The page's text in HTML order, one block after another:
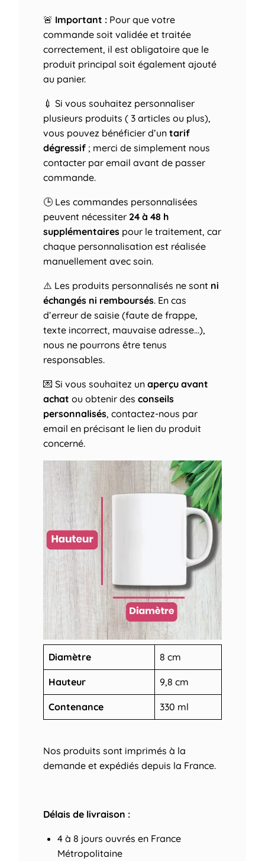
🚨 Important : Pour que votre
commande soit validée et traitée
correctement, il est obligatoire que le
produit principal soit également ajouté
au panier.
💉 Si vous souhaitez personnaliser
plusieurs produits ( 3 articles ou plus),
vous pouvez bénéficier d’un tarif
dégressif ; merci de simplement nous
contacter par email avant de passer
commande.
🕒 Les commandes personnalisées
peuvent nécessiter 24 à 48 h
supplémentaires pour le traitement, car
chaque personnalisation est réalisée
manuellement avec soin.
⚠️ Les produits personnalisés ne sont ni
échangés ni remboursés. En cas
d’erreur de saisie (faute de frappe,
texte incorrect, mauvaise adresse…),
nous ne pourrons être tenus
responsables.
💌 Si vous souhaitez un aperçu avant
achat ou obtenir des conseils
personnalisés, contactez-nous par
email en précisant le lien du produit
concerné.
Diamètre 8 cm
Hauteur 9,8 cm
Contenance 330 ml
Nos produits sont imprimés à la
demande et expédiés depuis la France.
Délais de livraison :
4 à 8 jours ouvrés en France
Métropolitaine